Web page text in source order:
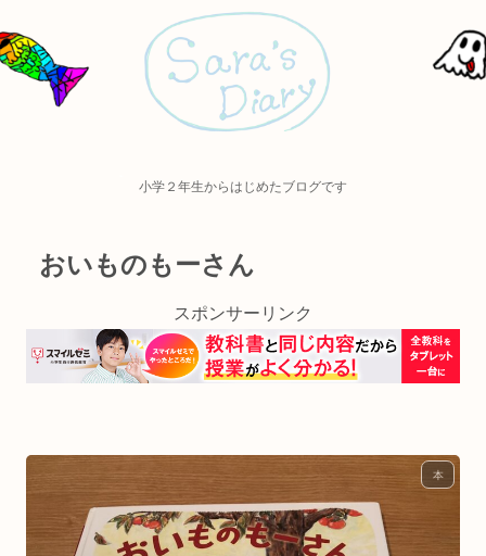
小学２年生からはじめたブログです
おいものもーさん
スポンサーリンク
本